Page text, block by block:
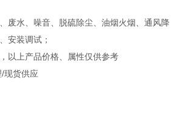
废水、噪音、脱硫除尘、油烟火烟、通风降
安装调试；
以上产品价格、属性仅供参考
现货供应